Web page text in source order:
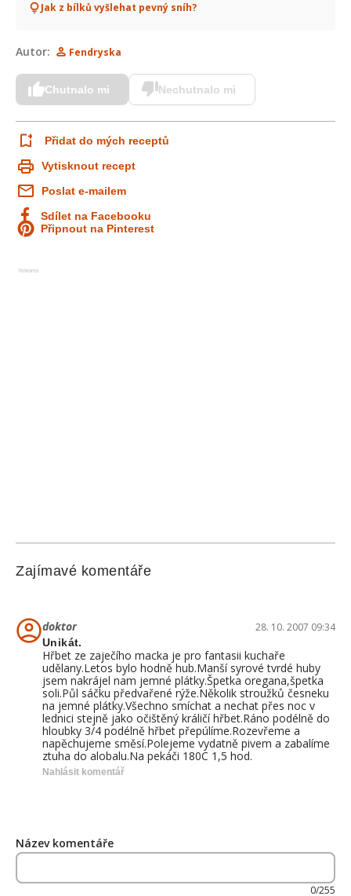
Jak z bílků vyšlehat pevný sníh?
Autor: Fendryska
Chutnalo mi Nechutnalo mi
Přidat do mých receptů
Vytisknout recept
Poslat e-mailem
Sdílet na Facebooku
Připnout na Pinterest
Reklama
Zajímavé komentáře
doktor 28. 10. 2007 09:34
Unikát.
Hřbet ze zaječího macka je pro fantasii kuchaře
udělany.Letos bylo hodně hub.Manší syrové tvrdé huby
jsem nakrájel nam jemné plátky.Špetka oregana,špetka
soli.Půl sáčku předvařené rýže.Několik stroužků česneku
na jemné plátky.Všechno smíchat a nechat přes noc v
lednici stejně jako očištěný králičí hřbet.Ráno podélně do
hloubky 3/4 podélně hřbet přepúlíme.Rozevřeme a
napěchujeme směsí.Polejeme vydatně pivem a zabalíme
ztuha do alobalu.Na pekáči 180C 1,5 hod.
Nahlásit komentář
Název komentáře
0/255